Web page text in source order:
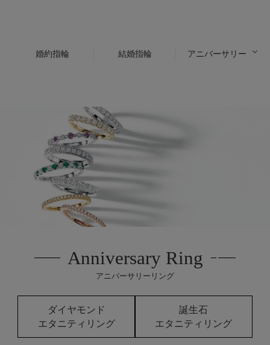
婚約指輪 結婚指輪 アニバーサリー
Anniversary Ring
アニバーサリーリング
ダイヤモンド
エタニティリング
誕生石
エタニティリング